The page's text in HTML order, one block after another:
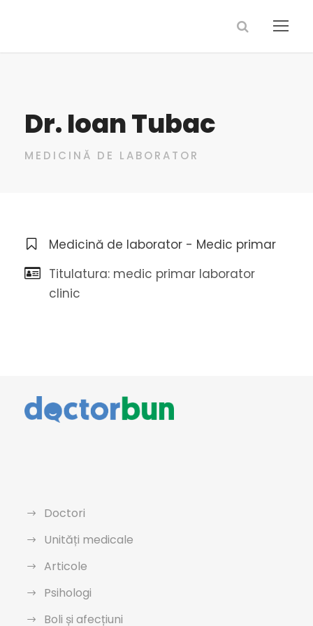
Dr. Ioan Tubac
MEDICINĂ DE LABORATOR
Medicină de laborator - Medic primar
Titulatura: medic primar laborator
clinic
Doctori
Unități medicale
Articole
Psihologi
Boli și afecțiuni